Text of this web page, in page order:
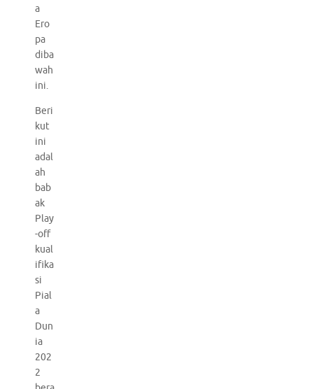
a
Ero
pa
diba
wah
ini.
Beri
kut
ini
adal
ah
bab
ak
Play
-off
kual
ifika
si
Pial
a
Dun
ia
202
2